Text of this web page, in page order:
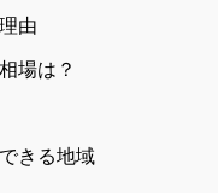
由
場は？
きる地域